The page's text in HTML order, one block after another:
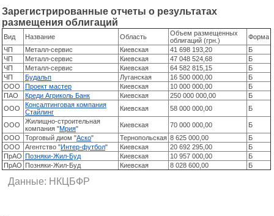
Зарегистрированные отчеты о результатах
размещения облигаций
Вид Название Область
Объем размещенных
облигаций (грн.)
Форма
ЧП
Металл-сервис Киевская 41 698 193,20
Б
ЧП
Металл-сервис Киевская 47 048 524,68
Б
ЧП
Металл-сервис Киевская 64 582 815,15
Б
ЧП
Будальп Луганская 16 500 000,00
Б
ООО
Проект мастер Киевская 10 000 000,00
Б
ПАО
Креди Агриколь Банк Киевская 250 000 000,00
Б
ООО
Консалтинговая компания
Стайлинг
Киевская 58 000 000,00 Б
ООО
Жилищно-строительная
компания "Мрия" Киевская 70 000 000,00
Б
ООО
Торговый диом "Аско" Тернопольская 8 625 000,00
Б
ООО
Агентство "Интер-футбол" Киевская 20 692 295,00
Б
ПрАО Позняки-Жил-Буд Киевская 10 957 000,00
Б
ПрАО Позняки-Жил-Буд Киевская 8 028 600,00 Б
Данные: НКЦБФР